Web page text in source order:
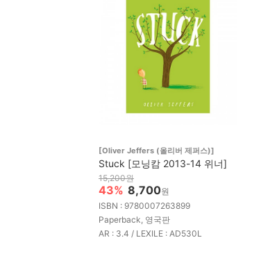
[Oliver Jeffers (올리버 제퍼스)]
Stuck [모닝캄 2013-14 위너]
15,200원
43% 8,700원
ISBN : 9780007263899
Paperback, 영국판
AR : 3.4 / LEXILE : AD530L